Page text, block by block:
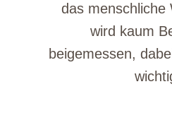
das menschliche
wird kaum
beigemessen,